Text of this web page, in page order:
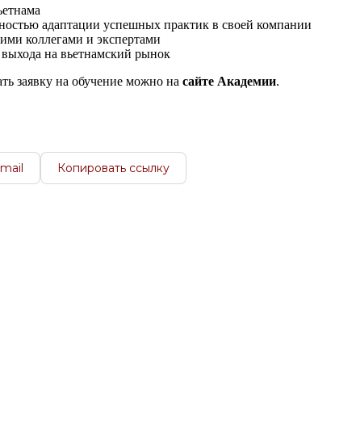
адаптации успешных практик в своей компании
коллегами и экспертами
на вьетнамский рынок
заявку на обучение можно насайте Академии.
Копировать ссылку